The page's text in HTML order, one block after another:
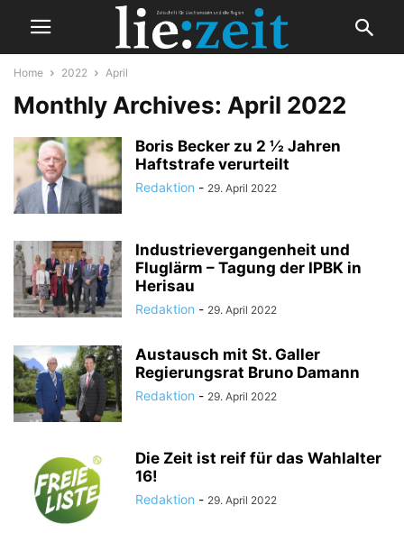
Home 2022 April
Monthly Archives: April 2022
Boris Becker zu 2 ½ Jahren
Haftstrafe verurteilt
Redaktion - 29. April 2022
Industrievergangenheit und
Fluglärm – Tagung der IPBK in
Herisau
Redaktion - 29. April 2022
Austausch mit St. Galler
Regierungsrat Bruno Damann
Redaktion - 29. April 2022
Die Zeit ist reif für das Wahlalter
16!
Redaktion - 29. April 2022